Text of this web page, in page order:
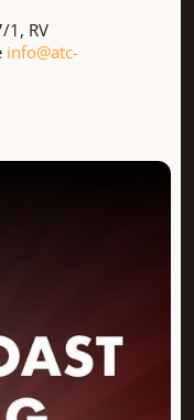
1, RV
info@atc-